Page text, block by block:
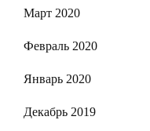
Март 2020
Февраль 2020
Январь 2020
Декабрь 2019